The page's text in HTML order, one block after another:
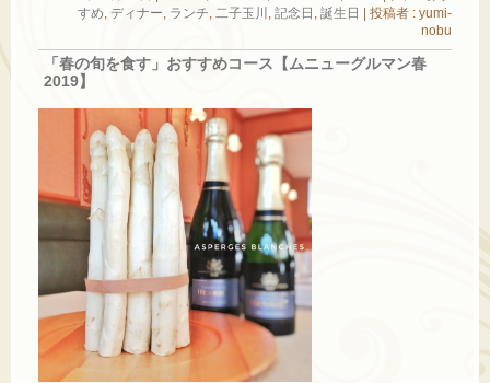
すめ ディナー ランチ 二子玉川 記念日 誕生日 | 投稿者 : yumi-
nobu
「春の旬を食す」おすすめコース【ムニューグルマン春
2019】